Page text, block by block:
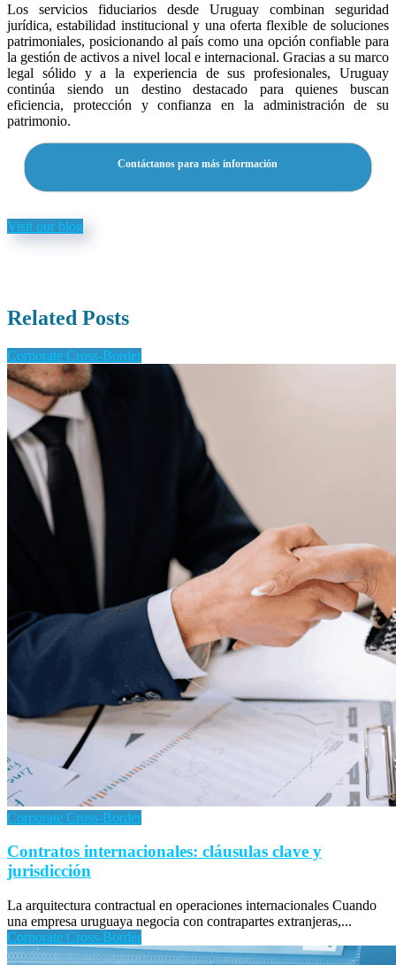
Los servicios fiduciarios desde Uruguay combinan seguridad
jurídica, estabilidad institucional y una oferta flexible de soluciones
patrimoniales, posicionando al país como una opción confiable para
la gestión de activos a nivel local e internacional. Gracias a su marco
legal sólido y a la experiencia de sus profesionales, Uruguay
continúa siendo un destino destacado para quienes buscan
eficiencia, protección y confianza en la administración de su
patrimonio.
Contáctanos para más información
Visit our blog
Related Posts
Corporate Cross-Border
Corporate Cross-Border
Contratos internacionales: cláusulas clave y
jurisdicción
La arquitectura contractual en operaciones internacionales Cuando
una empresa uruguaya negocia con contrapartes extranjeras,...
Corporate Cross-Border